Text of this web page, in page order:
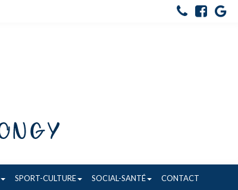
SPORT-CULTURE SOCIAL-SANTÉ CONTACT